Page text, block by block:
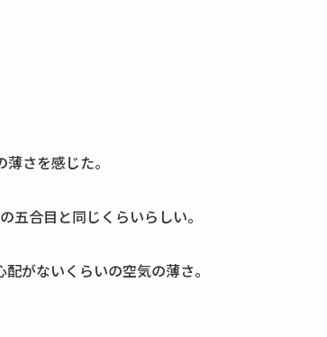
さを感じた。
五合目と同じくらいらしい。
がないくらいの空気の薄さ。